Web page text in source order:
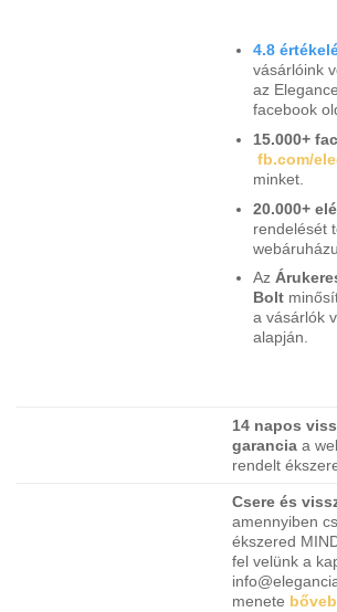
4.8
vásárlóink
az
facebook
15.000+
fb.com/
minket.
20.000+
rendelését
Az
Bolt
a vásárlók
alapján.
14 napos
garanciaa
rendelt
Csere és
amennyiben
ékszered
fel velünk a
menete